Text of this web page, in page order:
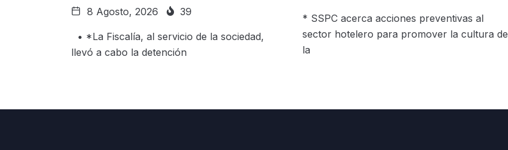
8 Agosto, 2026 39
• *La Fiscalía, al servicio de la sociedad,
llevó a cabo la detención
* SSPC acerca acciones preventivas al
sector hotelero para promover la cultura de
la